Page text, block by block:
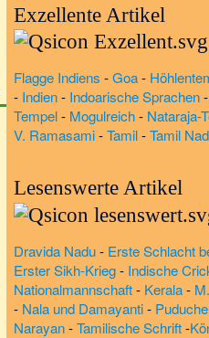
Exzellente Artikel
Flagge Indiens -Goa-
- Indien- Indoarische Sprachen-
Tempel- Mogulreich- Nataraja-
V. Ramasami-Tamil-Tamil
Lesenswerte Artikel
Dravida Nadu- Erste Schlacht
Erster Sikh-Krieg- Indische
Nationalmannschaft- Kerala-
- Nala und Damayanti-
Narayan-Tamilische Schrift-